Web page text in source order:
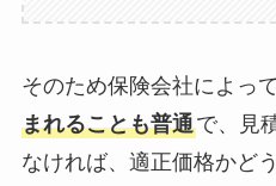
そのため保険会社によっ
まれることも普通で、見
なければ、適正価格かど